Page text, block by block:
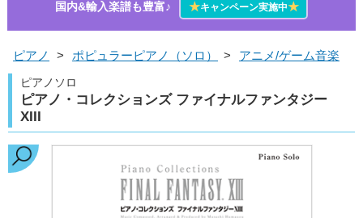
国内&輸入楽譜も豊富♪
★キャンペーン実施中★
ピアノ > ポピュラーピアノ（ソロ） > アニメ/ゲーム音楽
ピアノソロ
ピアノ・コレクションズ ファイナルファンタジー
XIII